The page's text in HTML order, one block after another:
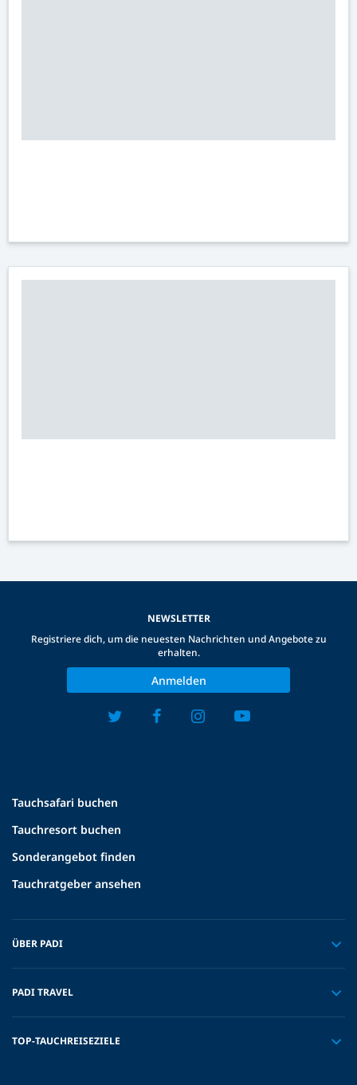
Tauchsafari buchen
Tauchresort buchen
Sonderangebot finden
Tauchratgeber ansehen
ÜBER PADI
PADI TRAVEL
TOP-TAUCHREISEZIELE
NEWSLETTER
Registriere dich, um die neuesten Nachrichten und Angebote zu
erhalten.
Anmelden